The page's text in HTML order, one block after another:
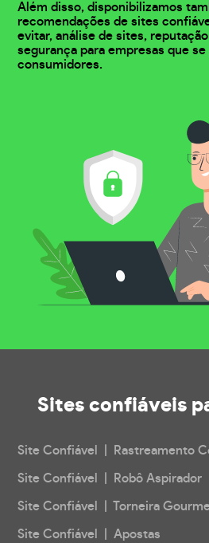
Além disso, disponibilizamos
recomendações de sites
evitar, análise de sites,
segurança para empresas que
consumidores.
Sites confiáveis
Site Confiável | Rastreamento
Site Confiável | Robô Aspirador
Site Confiável | Torneira
Site Confiável | Apostas